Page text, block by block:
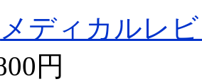
メディカルレ
円